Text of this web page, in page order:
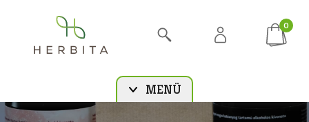
0
MENÜ